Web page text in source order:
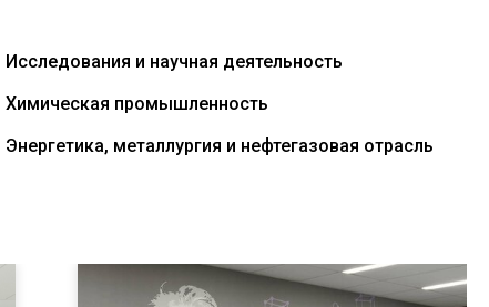
Исследования и научная деятельность
Химическая промышленность
Энергетика, металлургия и нефтегазовая отрасль